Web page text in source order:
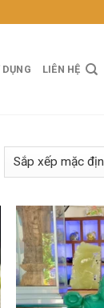
LIÊN HỆ